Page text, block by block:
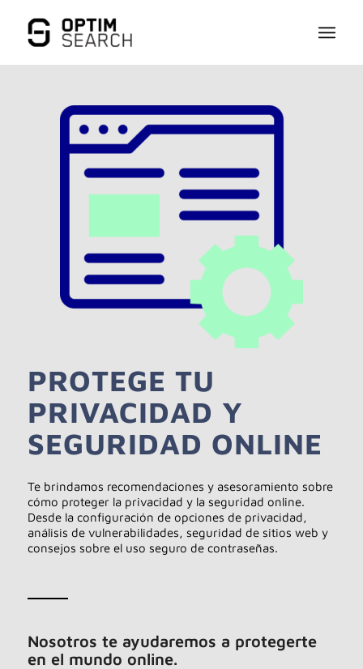
PROTEGE TU
PRIVACIDAD Y
SEGURIDAD ONLINE
Te brindamos recomendaciones y asesoramiento sobre
cómo proteger la privacidad y la seguridad online.
Desde la configuración de opciones de privacidad,
análisis de vulnerabilidades, seguridad de sitios web y
consejos sobre el uso seguro de contraseñas.
Nosotros te ayudaremos a protegerte
en el mundo online.